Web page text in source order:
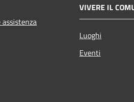
VIVERE IL
Luoghi
Eventi